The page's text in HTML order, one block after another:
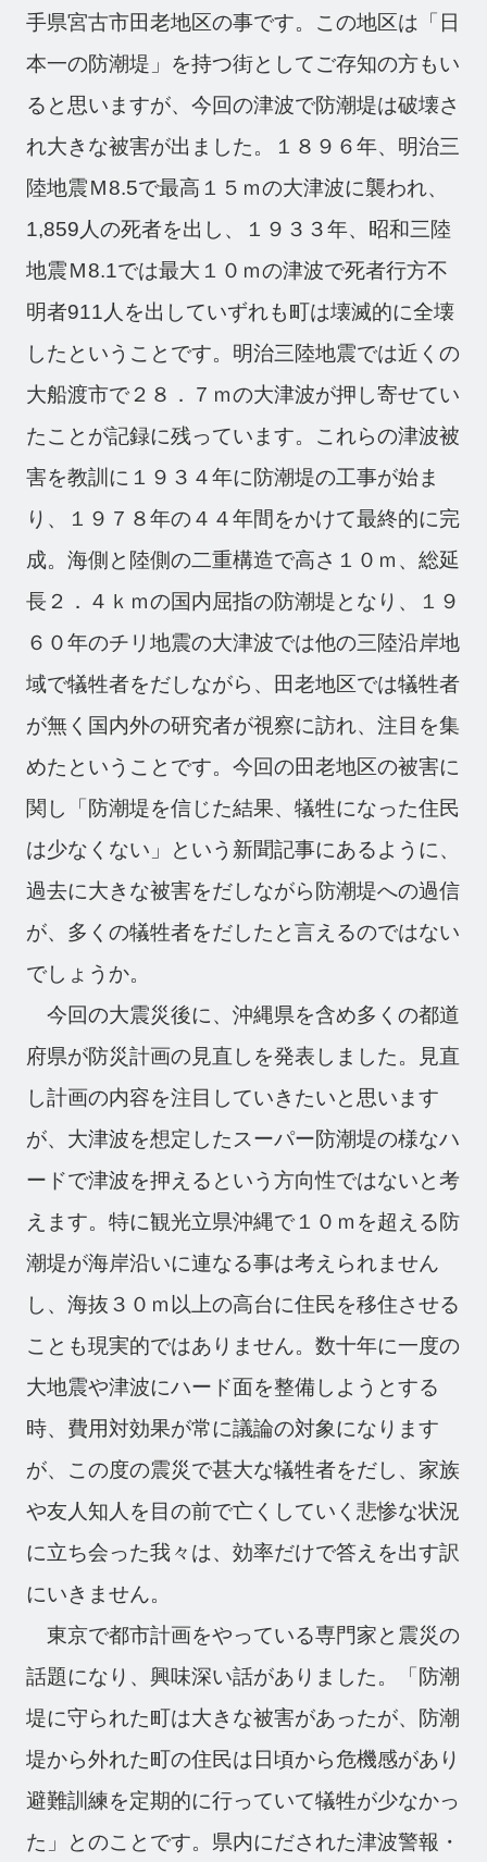
手県宮古市田老地区の事です。この地区は「日
本一の防潮堤」を持つ街としてご存知の方もい
ると思いますが、今回の津波で防潮堤は破壊さ
れ大きな被害が出ました。１８９６年、明治三
陸地震Ｍ8.5で最高１５ｍの大津波に襲われ、
1,859人の死者を出し、１９３３年、昭和三陸
地震Ｍ8.1では最大１０ｍの津波で死者行方不
明者911人を出していずれも町は壊滅的に全壊
したということです。明治三陸地震では近くの
大船渡市で２８．７ｍの大津波が押し寄せてい
たことが記録に残っています。これらの津波被
害を教訓に１９３４年に防潮堤の工事が始ま
り、１９７８年の４４年間をかけて最終的に完
成。海側と陸側の二重構造で高さ１０ｍ、総延
長２．４ｋｍの国内屈指の防潮堤となり、１９
６０年のチリ地震の大津波では他の三陸沿岸地
域で犠牲者をだしながら、田老地区では犠牲者
が無く国内外の研究者が視察に訪れ、注目を集
めたということです。今回の田老地区の被害に
関し「防潮堤を信じた結果、犠牲になった住民
は少なくない」という新聞記事にあるように、
過去に大きな被害をだしながら防潮堤への過信
が、多くの犠牲者をだしたと言えるのではない
でしょうか。
今回の大震災後に、沖縄県を含め多くの都道
府県が防災計画の見直しを発表しました。見直
し計画の内容を注目していきたいと思います
が、大津波を想定したスーパー防潮堤の様なハ
ードで津波を押えるという方向性ではないと考
えます。特に観光立県沖縄で１０ｍを超える防
潮堤が海岸沿いに連なる事は考えられません
し、海抜３０ｍ以上の高台に住民を移住させる
ことも現実的ではありません。数十年に一度の
大地震や津波にハード面を整備しようとする
時、費用対効果が常に議論の対象になります
が、この度の震災で甚大な犠牲者をだし、家族
や友人知人を目の前で亡くしていく悲惨な状況
に立ち会った我々は、効率だけで答えを出す訳
にいきません。
東京で都市計画をやっている専門家と震災の
話題になり、興味深い話がありました。「防潮
堤に守られた町は大きな被害があったが、防潮
堤から外れた町の住民は日頃から危機感があり
避難訓練を定期的に行っていて犠牲が少なかっ
た」とのことです。県内にだされた津波警報・